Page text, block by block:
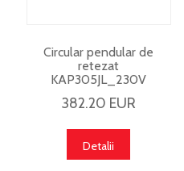
Circular pendular de
retezat
KAP305JL_230V
382.20 EUR
Detalii